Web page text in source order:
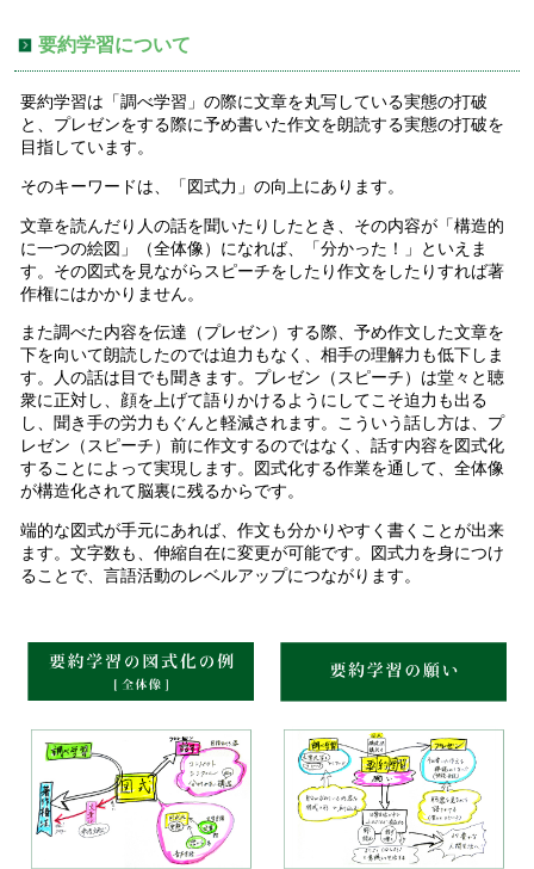
要約学習について
要約学習は「調べ学習」の際に文章を丸写している実態の打破
と、プレゼンをする際に予め書いた作文を朗読する実態の打破を
目指しています。
そのキーワードは、「図式力」の向上にあります。
文章を読んだり人の話を聞いたりしたとき、その内容が「構造的
に一つの絵図」（全体像）になれば、「分かった！」といえま
す。その図式を見ながらスピーチをしたり作文をしたりすれば著
作権にはかかりません。
また調べた内容を伝達（プレゼン）する際、予め作文した文章を
下を向いて朗読したのでは迫力もなく、相手の理解力も低下しま
す。人の話は目でも聞きます。プレゼン（スピーチ）は堂々と聴
衆に正対し、顔を上げて語りかけるようにしてこそ迫力も出る
し、聞き手の労力もぐんと軽減されます。こういう話し方は、プ
レゼン（スピーチ）前に作文するのではなく、話す内容を図式化
することによって実現します。図式化する作業を通して、全体像
が構造化されて脳裏に残るからです。
端的な図式が手元にあれば、作文も分かりやすく書くことが出来
ます。文字数も、伸縮自在に変更が可能です。図式力を身につけ
ることで、言語活動のレベルアップにつながります。